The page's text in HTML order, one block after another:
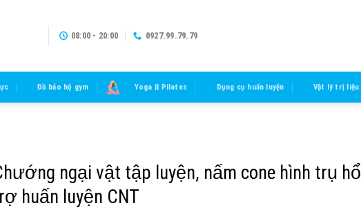
08:00 - 20:00 0927.99.79.79
Đồ bảo hộ gym Yoga || Pilates Dụng cụ huấn luyện Vật lý trị liệu
ngại vật tập luyện, nấm cone hình trụ hổ
huấn luyện CNT